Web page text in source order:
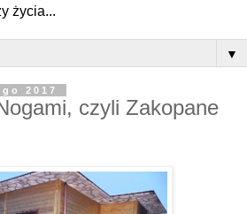
życia...
▼
2017
czyli Zakopane